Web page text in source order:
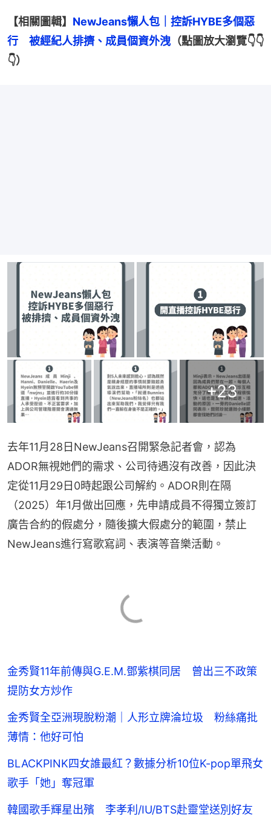
【相關圖輯】 NewJeans懶人包｜控訴HYBE多個惡
行　被經紀人排擠、成員個資外洩 （點圖放大瀏覽👇👇
👇）
+23
去年11月28日NewJeans召開緊急記者會，認為
ADOR無視她們的需求、公司待遇沒有改善，因此決
定從11月29日0時起跟公司解約。ADOR則在隔
（2025）年1月做出回應，先申請成員不得獨立簽訂
廣告合約的假處分，隨後擴大假處分的範圍，禁止
NewJeans進行寫歌寫詞、表演等音樂活動。
金秀賢11年前傳與G.E.M.鄧紫棋同居 曾出三不政策
提防女方炒作
金秀賢全亞洲現脫粉潮｜人形立牌淪垃圾 粉絲痛批
薄情：他好可怕
BLACKPINK四女誰最紅？數據分析10位K-pop單飛女
歌手「她」奪冠軍
韓國歌手輝星出殯 李孝利/IU/BTS赴靈堂送別好友